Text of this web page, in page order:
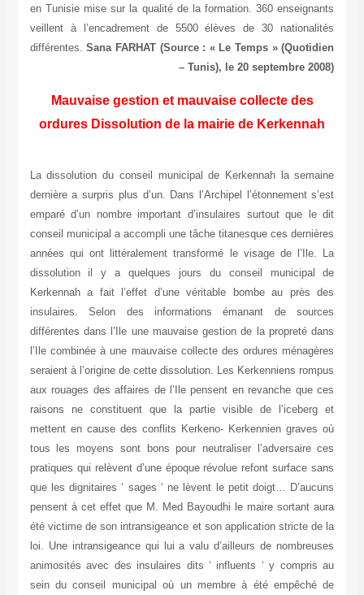
en Tunisie mise sur la qualité de la formation. 360 enseignants
veillent à l’encadrement de 5500 élèves de 30 nationalités
différentes.Sana FARHAT (Source : « Le Temps » (Quotidien
– Tunis), le 20 septembre 2008)
Mauvaise gestion et mauvaise collecte des
ordures Dissolution de la mairie de Kerkennah
La dissolution du conseil municipal de Kerkennah la semaine
dernière a surpris plus d’un. Dans l’Archipel l’étonnement s’est
emparé d’un nombre important d’insulaires surtout que le dit
conseil municipal a accompli une tâche titanesque ces dernières
années qui ont littéralement transformé le visage de l’Ile. La
dissolution il y a quelques jours du conseil municipal de
Kerkennah a fait l’effet d’une véritable bombe au près des
insulaires. Selon des informations émanant de sources
différentes dans l’Ile une mauvaise gestion de la propreté dans
l’Ile combinée à une mauvaise collecte des ordures ménagères
seraient à l’origine de cette dissolution. Les Kerkenniens rompus
aux rouages des affaires de l’Ile pensent en revanche que ces
raisons ne constituent que la partie visible de l’iceberg et
mettent en cause des conflits Kerkeno- Kerkennien graves où
tous les moyens sont bons pour neutraliser l’adversaire ces
pratiques qui relèvent d’une époque révolue refont surface sans
que les dignitaires ‘ sages ‘ ne lèvent le petit doigt… D’aucuns
pensent à cet effet que M. Med Bayoudhi le maire sortant aura
été victime de son intransigeance et son application stricte de la
loi. Une intransigeance qui lui a valu d’ailleurs de nombreuses
animosités avec des insulaires dits ‘ influents ‘ y compris au
sein du conseil municipal où un membre à été empêché de